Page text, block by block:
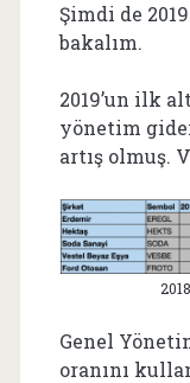
Şimdi de
bakalım.
2019’un ilk
yönetim
artış olmuş.
Genel
oranını